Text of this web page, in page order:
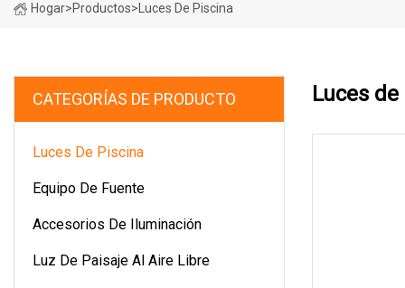
Hogar>Productos> Luces De Piscina
CATEGORÍAS DE PRODUCTO
Luces De Piscina
Equipo De Fuente
Accesorios De Iluminación
Luz De Paisaje Al Aire Libre
Luces